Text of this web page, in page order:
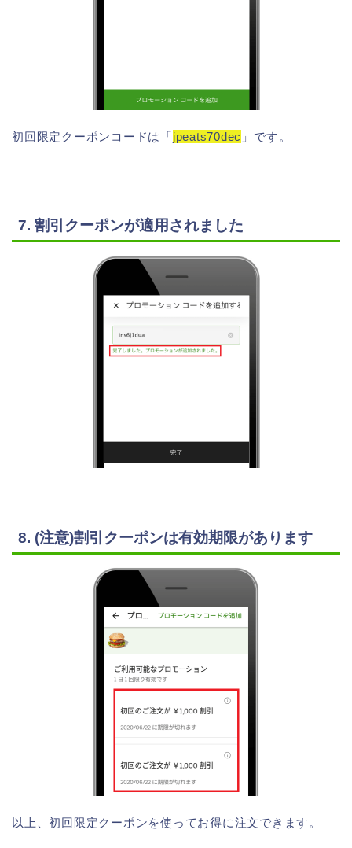
初回限定クーポンコードは「jpeats70dec 」です。
7. 割引クーポンが適用されました
8. (注意)割引クーポンは有効期限があります
以上、初回限定クーポンを使ってお得に注文できます。